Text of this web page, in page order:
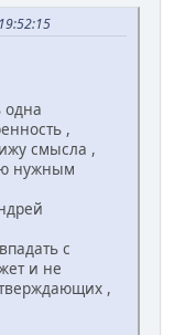
одна
,
смысла ,
нужным
с
и не
,